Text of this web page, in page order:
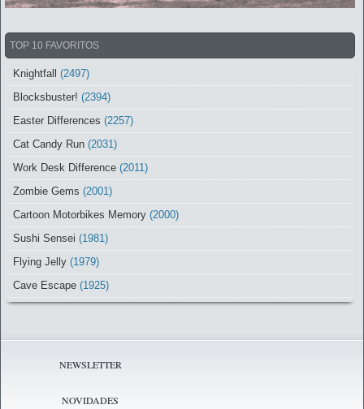
TOP 10 FAVORITOS
Knightfall (2497)
Blocksbuster! (2394)
Easter Differences (2257)
Cat Candy Run (2031)
Work Desk Difference (2011)
Zombie Gems (2001)
Cartoon Motorbikes Memory (2000)
Sushi Sensei (1981)
Flying Jelly (1979)
Cave Escape (1925)
NEWSLETTER
NOVIDADES